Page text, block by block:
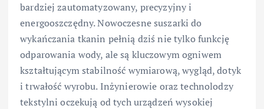
bardziej zautomatyzowany, precyzyjny i
energooszczędny. Nowoczesne suszarki do
wykańczania tkanin pełnią dziś nie tylko funkcję
odparowania wody, ale są kluczowym ogniwem
kształtującym stabilność wymiarową, wygląd, dotyk
i trwałość wyrobu. Inżynierowie oraz technolodzy
tekstylni oczekują od tych urządzeń wysokiej